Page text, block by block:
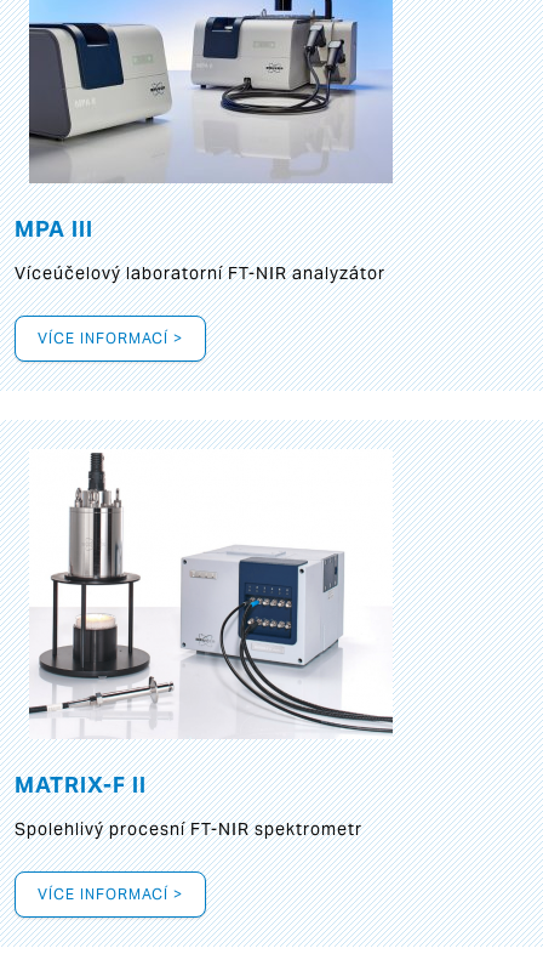
MPA III
Víceúčelový laboratorní FT-NIR analyzátor
VÍCE INFORMACÍ >
MATRIX-F II
Spolehlivý procesní FT-NIR spektrometr
VÍCE INFORMACÍ >